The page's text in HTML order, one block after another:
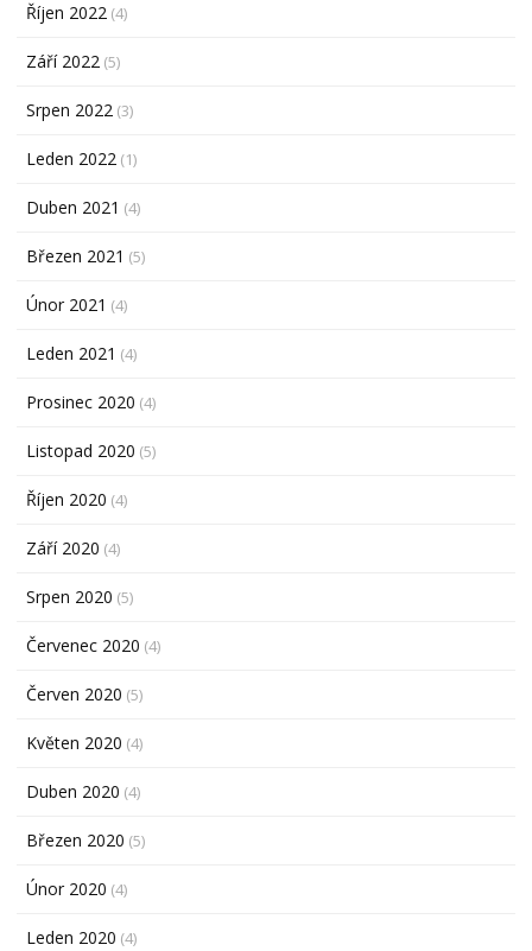
Říjen 2022 (4)
Září 2022 (5)
Srpen 2022 (3)
Leden 2022 (1)
Duben 2021 (4)
Březen 2021 (5)
Únor 2021 (4)
Leden 2021 (4)
Prosinec 2020 (4)
Listopad 2020 (5)
Říjen 2020 (4)
Září 2020 (4)
Srpen 2020 (5)
Červenec 2020 (4)
Červen 2020 (5)
Květen 2020 (4)
Duben 2020 (4)
Březen 2020 (5)
Únor 2020 (4)
Leden 2020 (4)